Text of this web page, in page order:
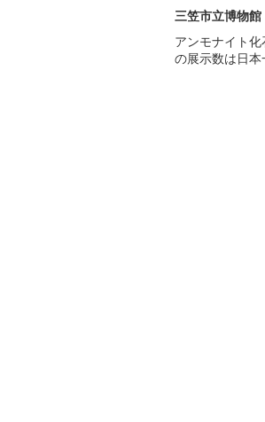
三笠市立博物館
アンモナイト化
の展示数は日本